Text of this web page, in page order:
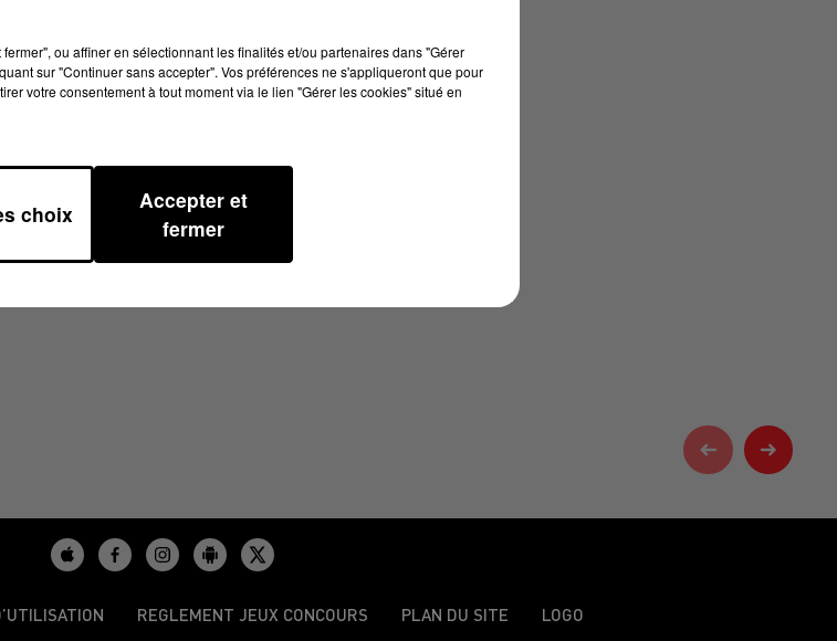
REGLEMENT JEUX CONCOURS PLAN DU SITE LOGO
ou affiner en sélectionnant les finalités et/ou partenaires dans "Gérer
sur "Continuer sans accepter". Vos préférences ne s'appliqueront que pour
votre consentement à tout moment via le lien "Gérer les cookies" situé en
choix
Accepter et
fermer